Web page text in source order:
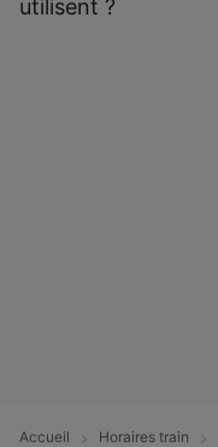
utilisent ?
Accueil Horaires train